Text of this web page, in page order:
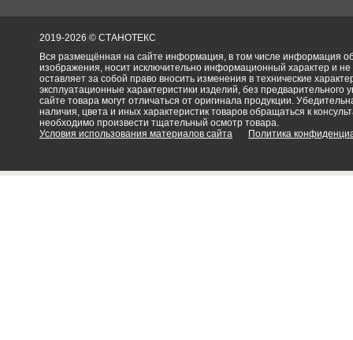
2019-2026 © СТАНОТЕКС
Вся размещённая на сайте информация, в том числе информация об
изображения, носит исключительно информационный характер и
оставляет за собой право вносить изменения в технические
эксплуатационные характеристики изделий, без
сайте товара могут отличаться от оригинала продукции.
наличия, цвета и иных характеристик товаров обращаться к
необходимо произвести тщательный осмотр товара.
Условия использования материалов сайта
Политика